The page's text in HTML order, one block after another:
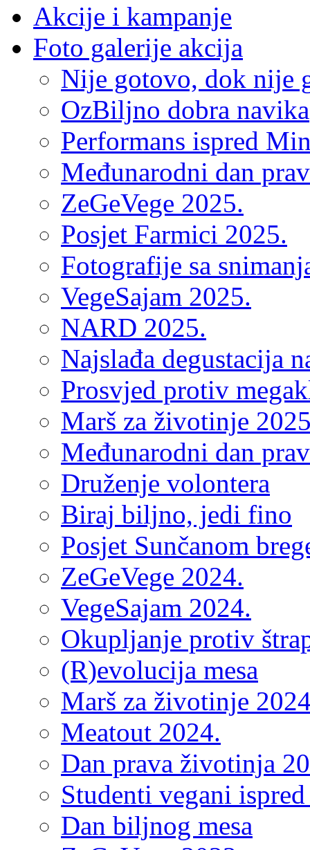
Akcije i kampanje
Foto galerije akcija
Nije gotovo, dok nije
OzBiljno dobra navika
Performans ispred
Međunarodni dan
ZeGeVege 2025.
Posjet Farmici 2025.
Fotografije sa
VegeSajam 2025.
NARD 2025.
Najslađa degustacija
Prosvjed protiv
Marš za životinje
Međunarodni dan
Druženje volontera
Biraj biljno, jedi fino
Posjet Sunčanom
ZeGeVege 2024.
VegeSajam 2024.
Okupljanje protiv
(R)evolucija mesa
Marš za životinje
Meatout 2024.
Dan prava životinja
Studenti vegani
Dan biljnog mesa